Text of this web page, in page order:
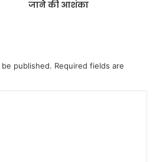
जाने की आशंका
published. Required fields are